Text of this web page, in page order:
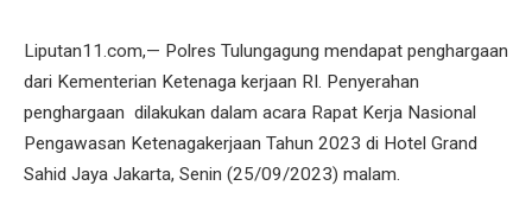
Liputan11.com,— Polres Tulungagung mendapat penghargaan
dari Kementerian Ketenaga kerjaan RI. Penyerahan
penghargaan dilakukan dalam acara Rapat Kerja Nasional
Pengawasan Ketenagakerjaan Tahun 2023 di Hotel Grand
Sahid Jaya Jakarta, Senin (25/09/2023) malam.